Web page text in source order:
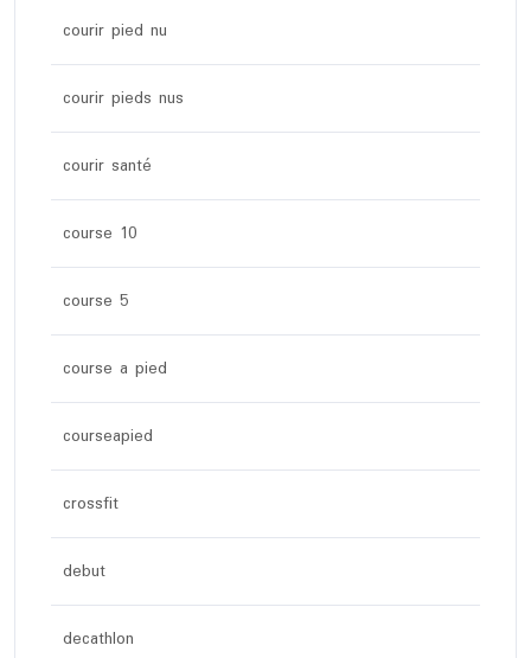
courir pied nu
courir pieds nus
courir santé
course 10
course 5
course a pied
courseapied
crossfit
debut
decathlon